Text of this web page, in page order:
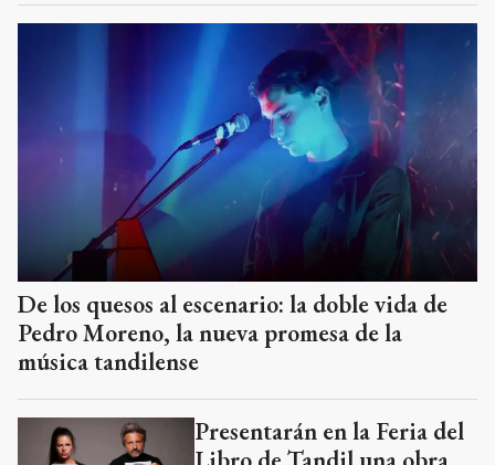
De los quesos al escenario: la doble vida de
Pedro Moreno, la nueva promesa de la
música tandilense
Presentarán en la Feria del
Libro de Tandil una obra
sobre una historia familiar
atravesada por la dictadura